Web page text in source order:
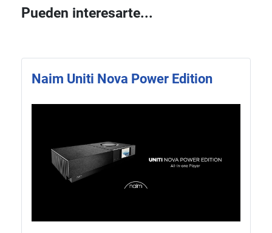
Pueden interesarte...
Naim Uniti Nova Power Edition